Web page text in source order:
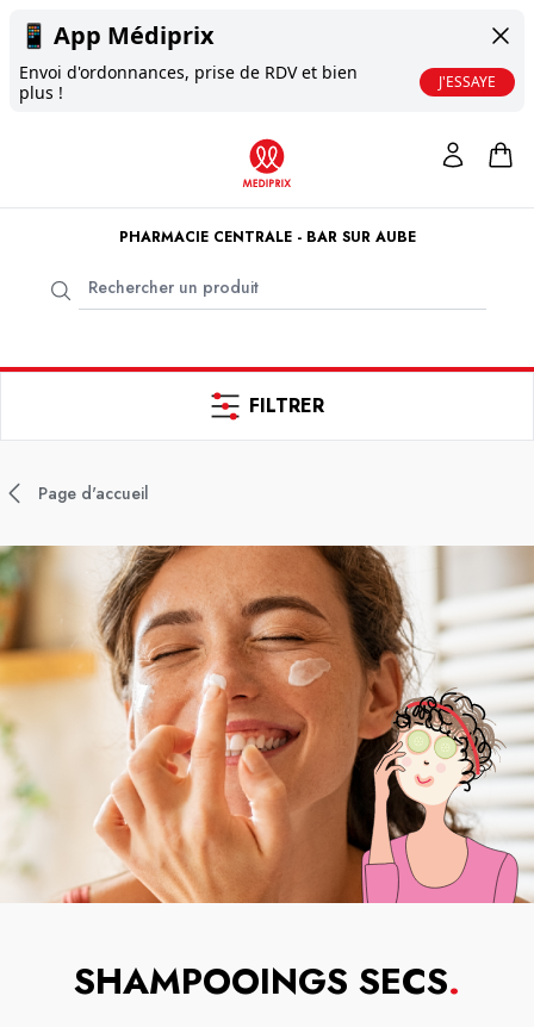
📱 App Médiprix
Envoi d'ordonnances, prise de RDV et bien
plus !
J'ESSAYE
PHARMACIE CENTRALE - BAR SUR AUBE
FILTRER
Page d'accueil
SHAMPOOINGS SECS.